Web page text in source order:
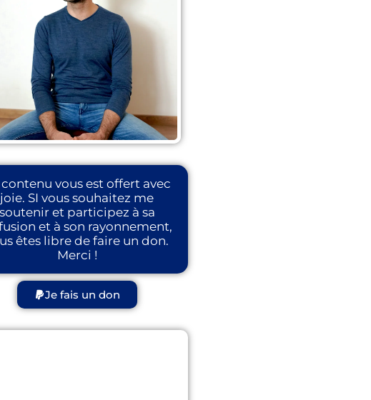
contenu vous est offert avec
joie. SI vous souhaitez me
soutenir et participez à sa
et à son rayonnement,
êtes libre de faire un don.
Merci !
Je fais un don